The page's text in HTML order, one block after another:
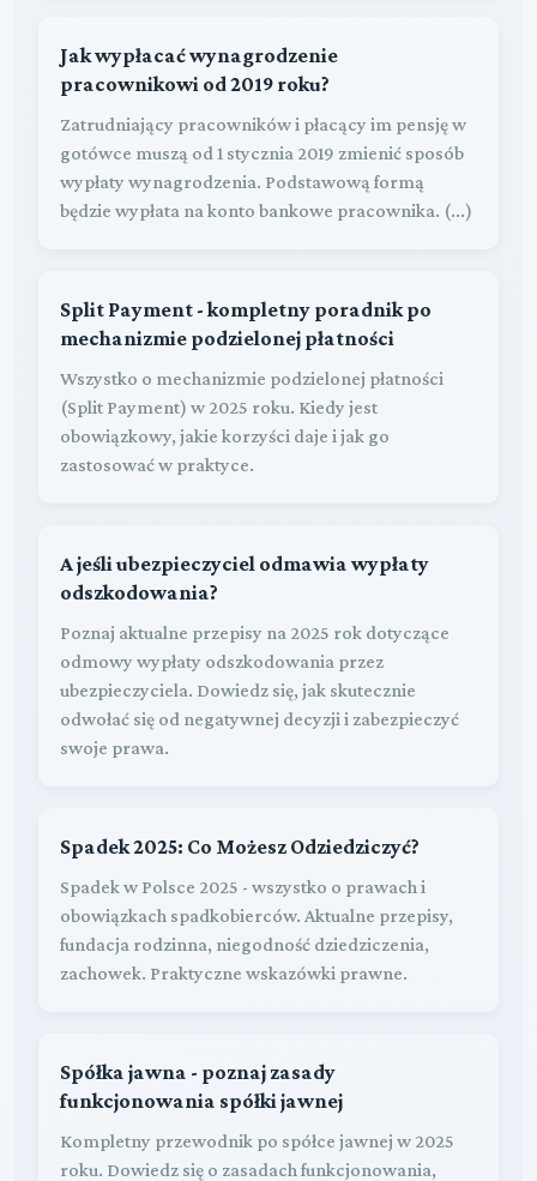
Jak wypłacać wynagrodzenie
pracownikowi od 2019 roku?
Zatrudniający pracowników i płacący im pensję w
gotówce muszą od 1 stycznia 2019 zmienić sposób
wypłaty wynagrodzenia. Podstawową formą
będzie wypłata na konto bankowe pracownika. (...)
Split Payment - kompletny poradnik po
mechanizmie podzielonej płatności
Wszystko o mechanizmie podzielonej płatności
(Split Payment) w 2025 roku. Kiedy jest
obowiązkowy, jakie korzyści daje i jak go
zastosować w praktyce.
A jeśli ubezpieczyciel odmawia wypłaty
odszkodowania?
Poznaj aktualne przepisy na 2025 rok dotyczące
odmowy wypłaty odszkodowania przez
ubezpieczyciela. Dowiedz się, jak skutecznie
odwołać się od negatywnej decyzji i zabezpieczyć
swoje prawa.
Spadek 2025: Co Możesz Odziedziczyć?
Spadek w Polsce 2025 - wszystko o prawach i
obowiązkach spadkobierców. Aktualne przepisy,
fundacja rodzinna, niegodność dziedziczenia,
zachowek. Praktyczne wskazówki prawne.
Spółka jawna - poznaj zasady
funkcjonowania spółki jawnej
Kompletny przewodnik po spółce jawnej w 2025
roku. Dowiedz się o zasadach funkcjonowania,